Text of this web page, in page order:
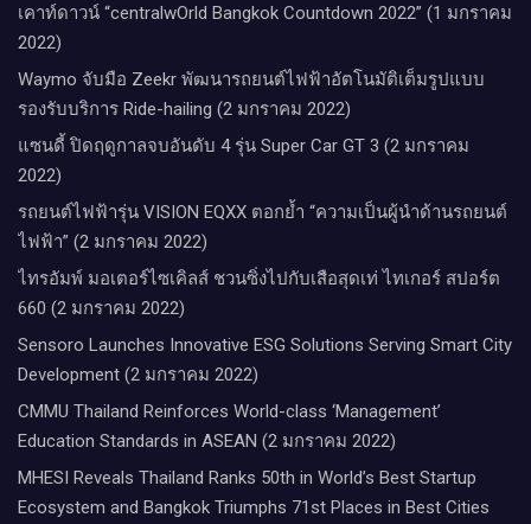
เคาท์ดาวน์​ “centralwOrld Bangkok Countdown 2022” (1 มกราคม
2022)
Waymo จับมือ Zeekr พัฒนารถยนต์ไฟฟ้าอัตโนมัติเต็มรูปแบบ
รองรับบริการ Ride-hailing (2 มกราคม 2022)
แซนดี้ ปิดฤดูกาลจบอันดับ 4 รุ่น Super Car GT 3 (2 มกราคม
2022)
รถยนต์ไฟฟ้ารุ่น VISION EQXX ตอกย้ำ “ความเป็นผู้นำด้านรถยนต์
ไฟฟ้า” (2 มกราคม 2022)
ไทรอัมพ์ มอเตอร์ไซเคิลส์ ชวนซิ่งไปกับเสือสุดเท่ ไทเกอร์ สปอร์ต
660 (2 มกราคม 2022)
Sensoro Launches Innovative ESG Solutions Serving Smart City
Development (2 มกราคม 2022)
CMMU Thailand Reinforces World-class ‘Management’
Education Standards in ASEAN (2 มกราคม 2022)
MHESI Reveals Thailand Ranks 50th in World’s Best Startup
Ecosystem and Bangkok Triumphs 71st Places in Best Cities